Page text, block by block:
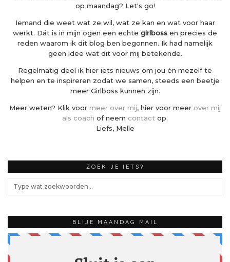
op maandag? Let's go!
Iemand die weet wat ze wil, wat ze kan en wat voor haar
werkt. Dát is in mijn ogen een echte girlboss en precies de
reden waarom ik dit blog ben begonnen. Ik had namelijk
geen idee wat dit voor mij betekende.
Regelmatig deel ik hier iets nieuws om jou én mezelf te
helpen en te inspireren zodat we samen, steeds een beetje
meer Girlboss kunnen zijn.
Meer weten? Klik voor meer over mij, hier voor meer over mij
als coach of neem contact op.
Liefs, Melle
ZOEK JE IETS?
BLIJE MAANDAG MAIL